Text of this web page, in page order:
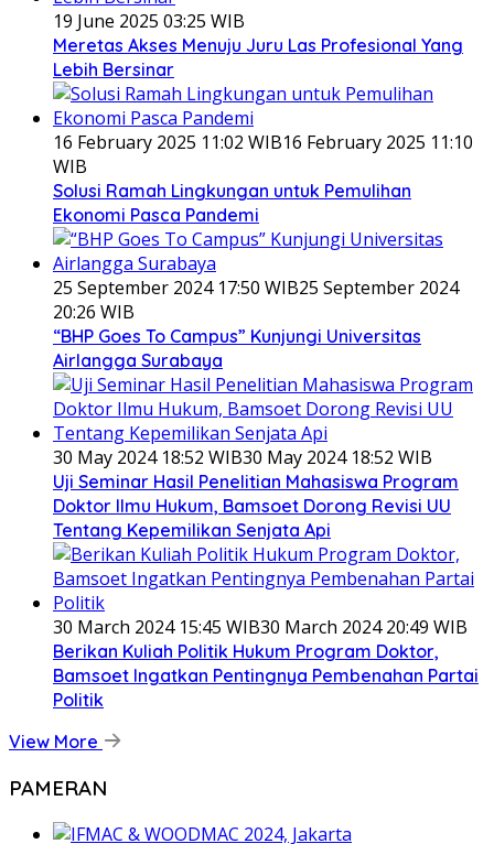
19 June 2025 03:25 WIB
Meretas Akses Menuju Juru Las Profesional Yang
Lebih Bersinar
16 February 2025 11:02 WIB16 February 2025 11:10
WIB
Solusi Ramah Lingkungan untuk Pemulihan
Ekonomi Pasca Pandemi
25 September 2024 17:50 WIB25 September 2024
20:26 WIB
“BHP Goes To Campus” Kunjungi Universitas
Airlangga Surabaya
30 May 2024 18:52 WIB30 May 2024 18:52 WIB
Uji Seminar Hasil Penelitian Mahasiswa Program
Doktor Ilmu Hukum, Bamsoet Dorong Revisi UU
Tentang Kepemilikan Senjata Api
30 March 2024 15:45 WIB30 March 2024 20:49 WIB
Berikan Kuliah Politik Hukum Program Doktor,
Bamsoet Ingatkan Pentingnya Pembenahan Partai
Politik
View More
PAMERAN